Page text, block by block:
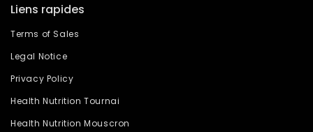
Liens rapides
Terms of Sales
Legal Notice
Privacy Policy
Health Nutrition Tournai
Health Nutrition Mouscron